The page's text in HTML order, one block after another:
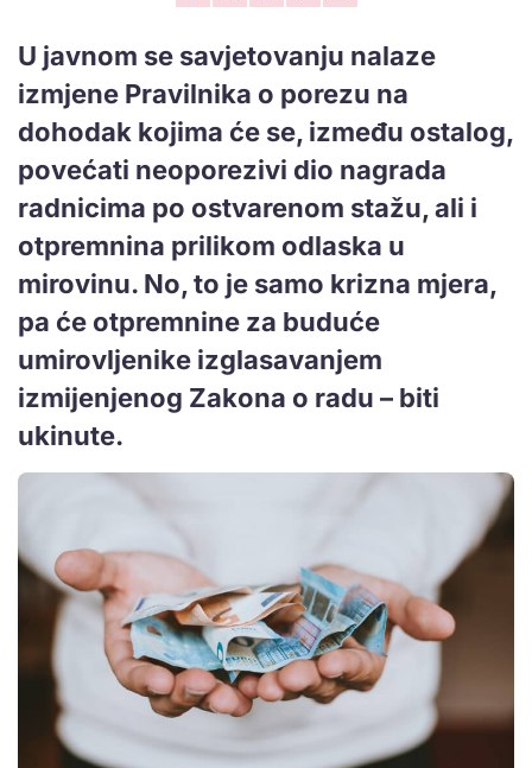
U javnom se savjetovanju nalaze
izmjene Pravilnika o porezu na
dohodak kojima će se, između ostalog,
povećati neoporezivi dio nagrada
radnicima po ostvarenom stažu, ali i
otpremnina prilikom odlaska u
mirovinu. No, to je samo krizna mjera,
pa će otpremnine za buduće
umirovljenike izglasavanjem
izmijenjenog Zakona o radu – biti
ukinute.